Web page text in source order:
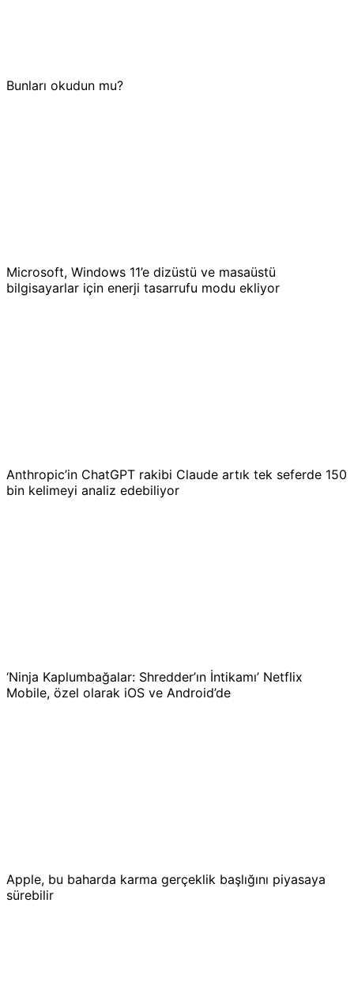
Bunları okudun mu?
Microsoft, Windows 11’e dizüstü ve masaüstü
bilgisayarlar için enerji tasarrufu modu ekliyor
Anthropic’in ChatGPT rakibi Claude artık tek seferde 150
bin kelimeyi analiz edebiliyor
‘Ninja Kaplumbağalar: Shredder’ın İntikamı’ Netflix
Mobile, özel olarak iOS ve Android’de
Apple, bu baharda karma gerçeklik başlığını piyasaya
sürebilir